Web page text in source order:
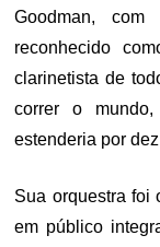
Goodman,
reconhecido
clarinetista de
correr o
estenderia por
Sua orquestra foi
em público